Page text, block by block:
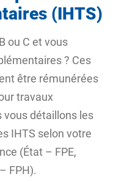
(IHTS)
ou C et vous
? Ces
être rémunérées
travaux
vous détaillons les
IHTS selon votre
(État – FPE,
FPH).